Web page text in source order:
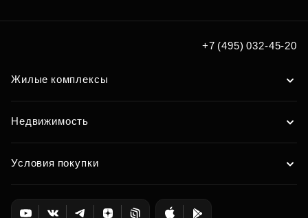
+7 (495) 032-45-20
Жилые комплексы
Недвижимость
Условия покупки